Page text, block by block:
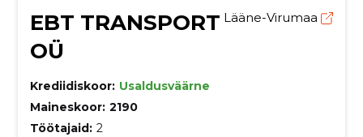
EBT TRANSPORT
OÜ
Lääne-Virumaa
Krediidiskoor: Usaldusväärne
Maineskoor: 2190
Töötajaid: 2